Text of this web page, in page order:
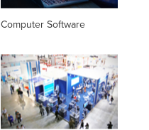
Computer Software